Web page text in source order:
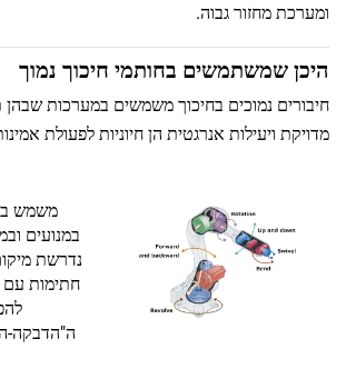
ומערכת מחזור גבוה.
היכן שמשתמשים בחותמי חיכוך נמוך
חיבורים נמוכים בחיכוך משמשים במערכות
מדויקת ויעילות אנרגטית הן חיוניות לפעולת
משמש
במנועים
נדרשת
חתימות עם
ה"הדבקה-